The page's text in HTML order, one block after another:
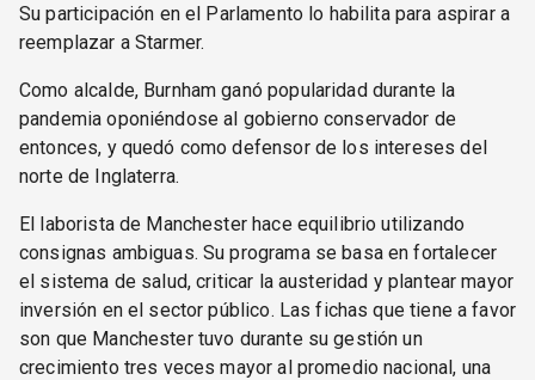
Su participación en el Parlamento lo habilita para aspirar a
reemplazar a Starmer.
Como alcalde, Burnham ganó popularidad durante la
pandemia oponiéndose al gobierno conservador de
entonces, y quedó como defensor de los intereses del
norte de Inglaterra.
El laborista de Manchester hace equilibrio utilizando
consignas ambiguas. Su programa se basa en fortalecer
el sistema de salud, criticar la austeridad y plantear mayor
inversión en el sector público. Las fichas que tiene a favor
son que Manchester tuvo durante su gestión un
crecimiento tres veces mayor al promedio nacional, una